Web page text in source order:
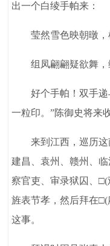
出一个白绫手帕来：
莹然雪色映朝暾，
组凤翩翩疑欲舞，
好个手帕！双手递
一粒印。”陈御史将来
来到江西，巡历这
建昌、袁州、赣州、
察官吏、审录狱囚、□(
旌表节孝，然后拜在
这事。